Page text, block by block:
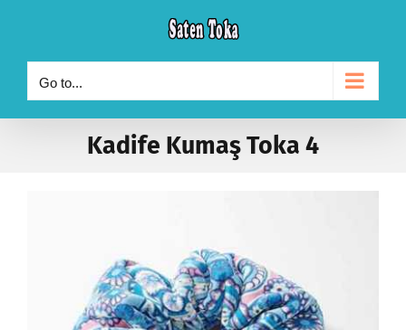
content
Go to...
Kadife Kumaş Toka 4